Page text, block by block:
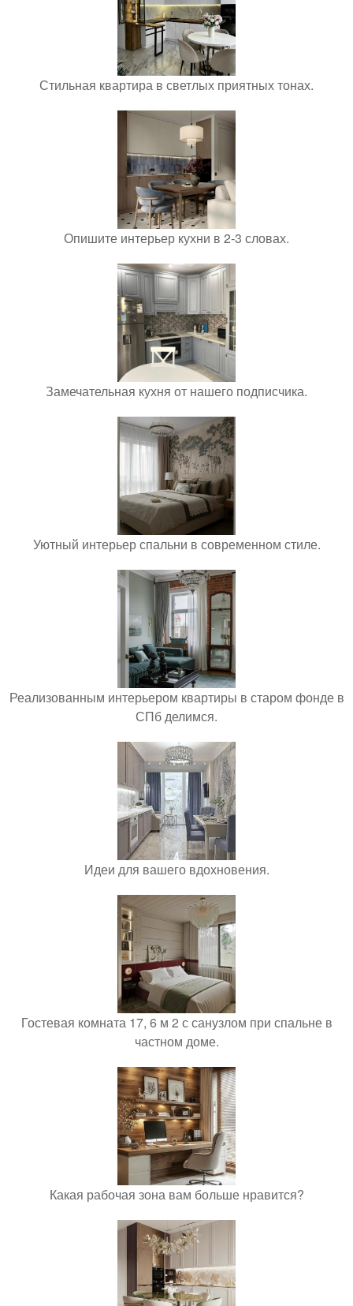
Стильная квартира в светлых приятных тонах.
Опишите интерьер кухни в 2-3 словах.
Замечательная кухня от нашего подписчика.
Уютный интерьер спальни в современном стиле.
Реализованным интерьером квартиры в старом фонде в
СПб делимся.
Идеи для вашего вдохновения.
Гостевая комната 17, 6 м 2 с санузлом при спальне в
частном доме.
Какая рабочая зона вам больше нравится?